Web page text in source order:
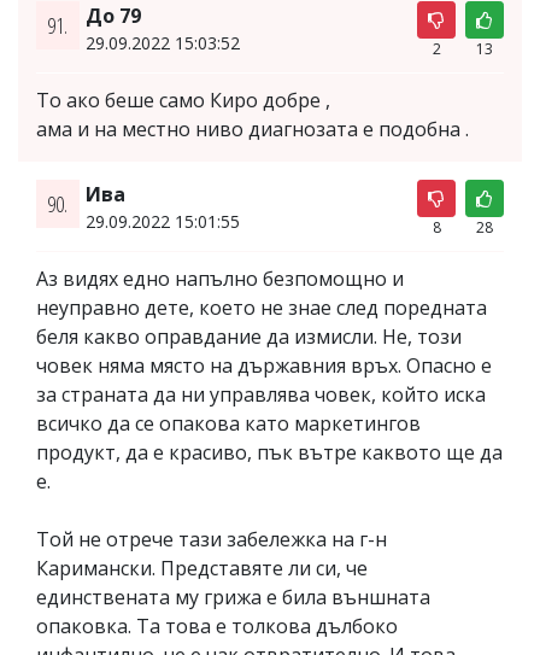
91. До 79
29.09.2022 15:03:52 2 13
То ако беше само Киро добре ,
ама и на местно ниво диагнозата е подобна .
90. Ива
29.09.2022 15:01:55 8 28
Аз видях едно напълно безпомощно и
неуправно дете, което не знае след поредната
беля какво оправдание да измисли. Не, този
човек няма място на държавния връх. Опасно е
за страната да ни управлява човек, който иска
всичко да се опакова като маркетингов
продукт, да е красиво, пък вътре каквото ще да
е.
Той не отрече тази забележка на г-н
Каримански. Представяте ли си, че
единствената му грижа е била външната
опаковка. Та това е толкова дълбоко